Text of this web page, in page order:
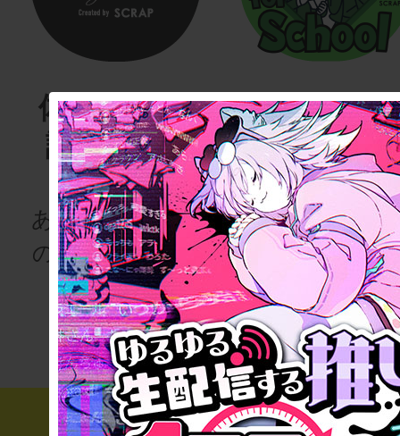
体験する物
語project
あなたも、物語
の登場人物にな
りませんか
リアル脱
ゲーム
for
次の授業は“謎
き”!?